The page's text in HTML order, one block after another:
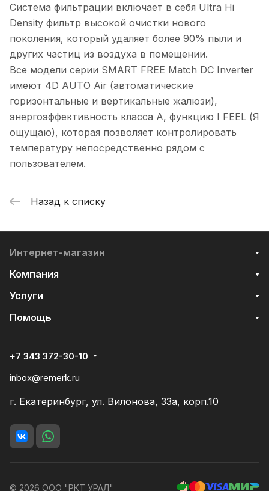
Система фильтрации включает в себя Ultra Hi
Density фильтр высокой очистки нового
поколения, который удаляет более 90% пыли и
других частиц из воздуха в помещении.
Все модели серии SMART FREE Match DC Inverter
имеют 4D AUTO Air (автоматические
горизонтальные и вертикальные жалюзи),
энергоэффективность класса А, функцию I FEEL (Я
ощущаю), которая позволяет контролировать
температуру непосредственно рядом с
пользователем.
Назад к списку
Интернет-магазин
Компания
Услуги
Помощь
+7 343 372-30-10
inbox@remerk.ru
г. Екатеринбург, ул. Вилонова, 33а, корп.10
© 2026 ООО "РКТ УРАЛ"